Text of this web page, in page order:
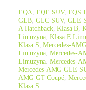
EQA EQE SUV, EQS
GLB GLC SUV, GLE
A Hatchback Klasa B
Limuzyna Klasa E
Klasa S Mercedes-
Limuzyna Mercedes-
Limuzyna Mercedes-
Mercedes-AMG GLE
AMG GT Coupé
Klasa S